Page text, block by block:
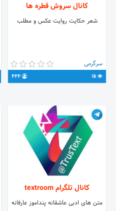
کانال سروش قطره ها
شعر حکایت روایت عکس و مطلب
سرگرمی
1k
کانال تلگرام textroom
متن های ادبی عاشقانه پنداموز عارفانه